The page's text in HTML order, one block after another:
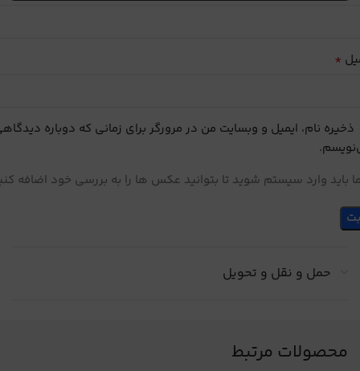
*
ذخیره نام، ایمیل و وبسایت من در مرورگر برای زمانی که دوباره
باید وارد سیستم شوید تا بتوانید عکس ها را به بررسی خود اضافه
حمل و نقل و تحویل
محصولات مرتبط